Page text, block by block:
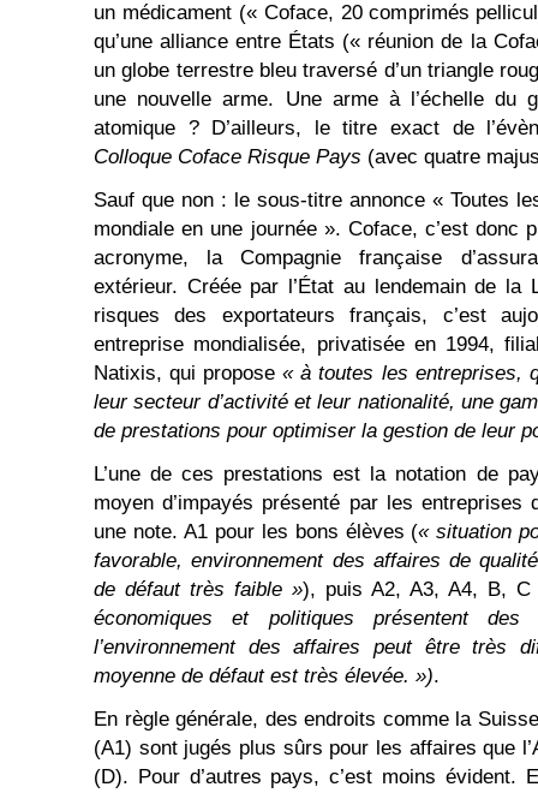
un médicament (« Coface, 20 comprimés
qu’une alliance entre États (« réunion de la
un globe terrestre bleu traversé d’un triangle
une nouvelle arme. Une arme à l’échelle du
atomique ? D’ailleurs, le titre exact de
Colloque Coface Risque Pays (avec quatre
Sauf que non : le sous-titre annonce « Toutes
mondiale en une journée ». Coface, c’est donc
acronyme, la Compagnie française
extérieur. Créée par l’État au lendemain de la
risques des exportateurs français, c’est
entreprise mondialisée, privatisée en 1994,
Natixis, qui propose« à toutes les entreprises,
leur secteur d’activité et leur nationalité, une
de prestations pour optimiser la gestion de leur
L’une de ces prestations est la notation de
moyen d’impayés présenté par les entreprises
une note. A1 pour les bons élèves (« situation
favorable, environnement des affaires de
de défaut très faible »), puis A2, A3, A4, B,
économiques et politiques présentent
l’environnement des affaires peut être très
moyenne de défaut est très élevée. »).
En règle générale, des endroits comme la
(A1) sont jugés plus sûrs pour les affaires que
(D). Pour d’autres pays, c’est moins évident.